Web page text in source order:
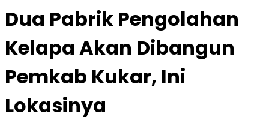
Dua Pabrik Pengolahan
Kelapa Akan Dibangun
Pemkab Kukar, Ini
Lokasinya